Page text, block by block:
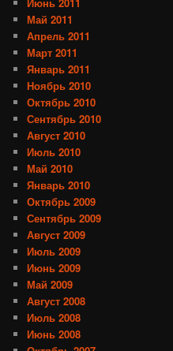
Май 2011
Апрель 2011
Март 2011
Январь 2011
Ноябрь 2010
Октябрь 2010
Сентябрь 2010
Август 2010
Июль 2010
Май 2010
Январь 2010
Октябрь 2009
Сентябрь 2009
Август 2009
Июль 2009
Июнь 2009
Май 2009
Август 2008
Июль 2008
Июнь 2008